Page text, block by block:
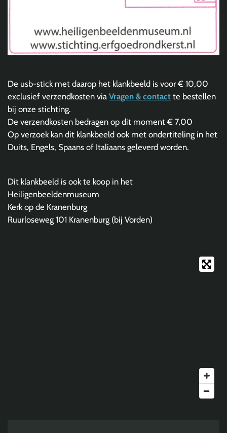
De usb-stick met daarop het klankbeeld is voor € 10,00
exclusief verzendkosten via Vragen & contact te bestellen
bij onze stichting.
De verzendkosten bedragen op dit moment € 7,00
Op verzoek kan dit klankbeeld ook met ondertiteling in het
Duits, Engels, Spaans of Italiaans geleverd worden.
Dit klankbeeld is ook te koop in het
Heiligenbeeldenmuseum
Kerk op de Kranenburg
Ruurloseweg 101 Kranenburg (bij Vorden)